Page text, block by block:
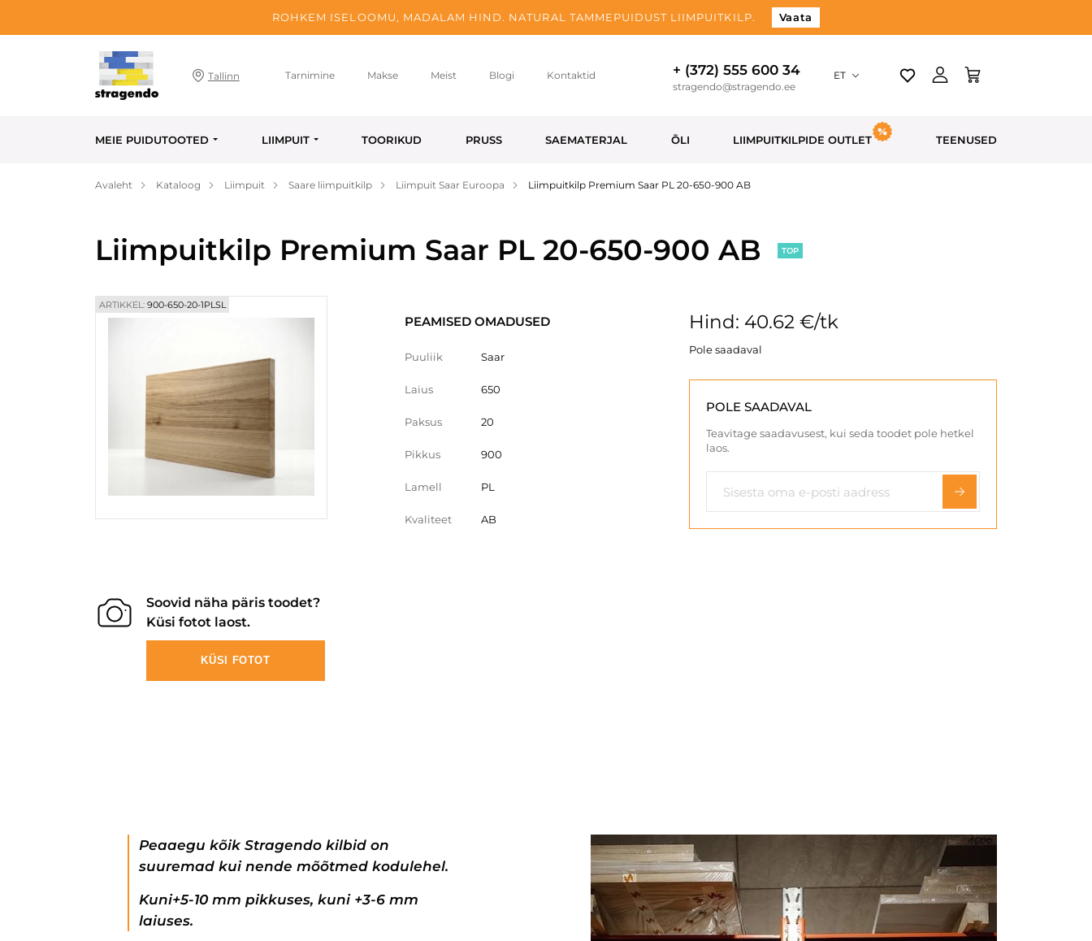
ROHKEM ISELOOMU, MADALAM HIND. NATURAL TAMMEPUIDUST LIIMPUITKILP. Vaata
Tallinn Tarnimine Makse Meist Blogi Kontaktid + (372) 555 600 34
stragendo@stragendo.ee
ET
MEIE PUIDUTOOTED LIIMPUIT TOORIKUD PRUSS SAEMATERJAL ÕLI LIIMPUITKILPIDE OUTLET TEENUSED
Avaleht Kataloog Liimpuit Saare liimpuitkilp Liimpuit Saar Euroopa Liimpuitkilp Premium Saar PL 20-650-900 AB
Liimpuitkilp Premium Saar PL 20-650-900 AB TOP
ARTIKKEL: 900-650-20-1PLSL
PEAMISED OMADUSED
Puuliik Saar
Laius 650
Paksus 20
Pikkus 900
Lamell PL
Kvaliteet AB
Hind: 40.62 €/tk
Pole saadaval
POLE SAADAVAL
Teavitage saadavusest, kui seda toodet pole hetkel
laos.
Soovid näha päris toodet?
Küsi fotot laost.
KÜSI FOTOT
Peaaegu kõik Stragendo kilbid on
suuremad kui nende mõõtmed kodulehel.
Kuni+5-10 mm pikkuses, kuni +3-6 mm
laiuses.